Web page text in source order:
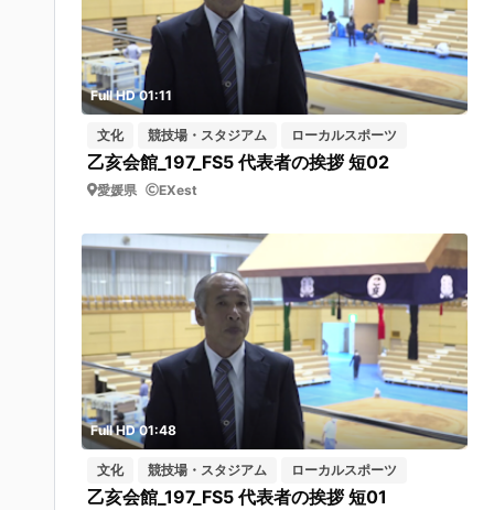
Full HD 01:11
文化 競技場・スタジアム ローカルスポーツ
乙亥会館_197_FS5 代表者の挨拶 短02
愛媛県 EXest
Full HD 01:48
文化 競技場・スタジアム ローカルスポーツ
乙亥会館_197_FS5 代表者の挨拶 短01